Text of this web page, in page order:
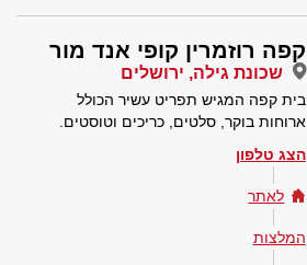
קפה רוזמרין קופי אנד מור
שכונת גילה, ירושלים
בית קפה המגיש תפריט עשיר הכולל
ארוחות בוקר, סלטים, כריכים וטוסטים.
הצג טלפון
לאתר
המלצות